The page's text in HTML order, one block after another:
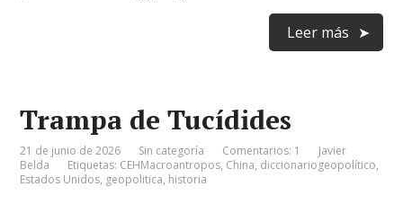
Leer más
Trampa de Tucídides
21 de junio de 2026 Sin categoría Comentarios: 1
Javier
Belda
Etiquetas: CEHMacroantropos, China, diccionariogeopolítico,
Estados Unidos, geopolitica, historia